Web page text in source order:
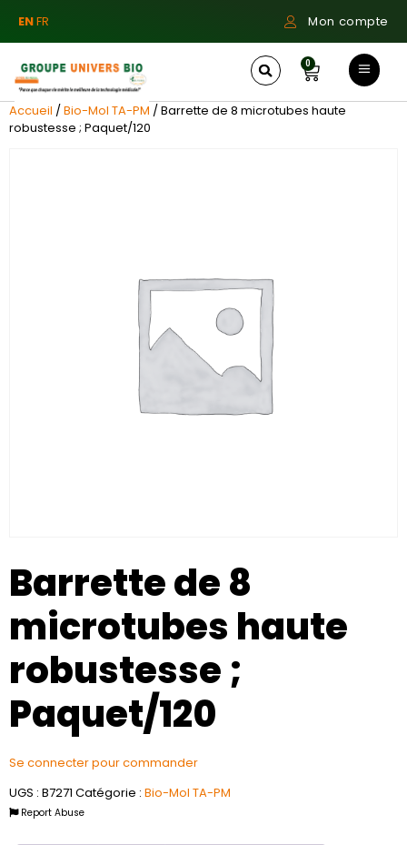
ENFR Mon compte
0
Accueil /Bio-Mol TA-PM / Barrette de 8 microtubes haute
robustesse ; Paquet/120
Barrette de 8
microtubes haute
robustesse ;
Paquet/120
Se connecter pour commander
UGS : B7271 Catégorie : Bio-Mol TA-PM
Report Abuse